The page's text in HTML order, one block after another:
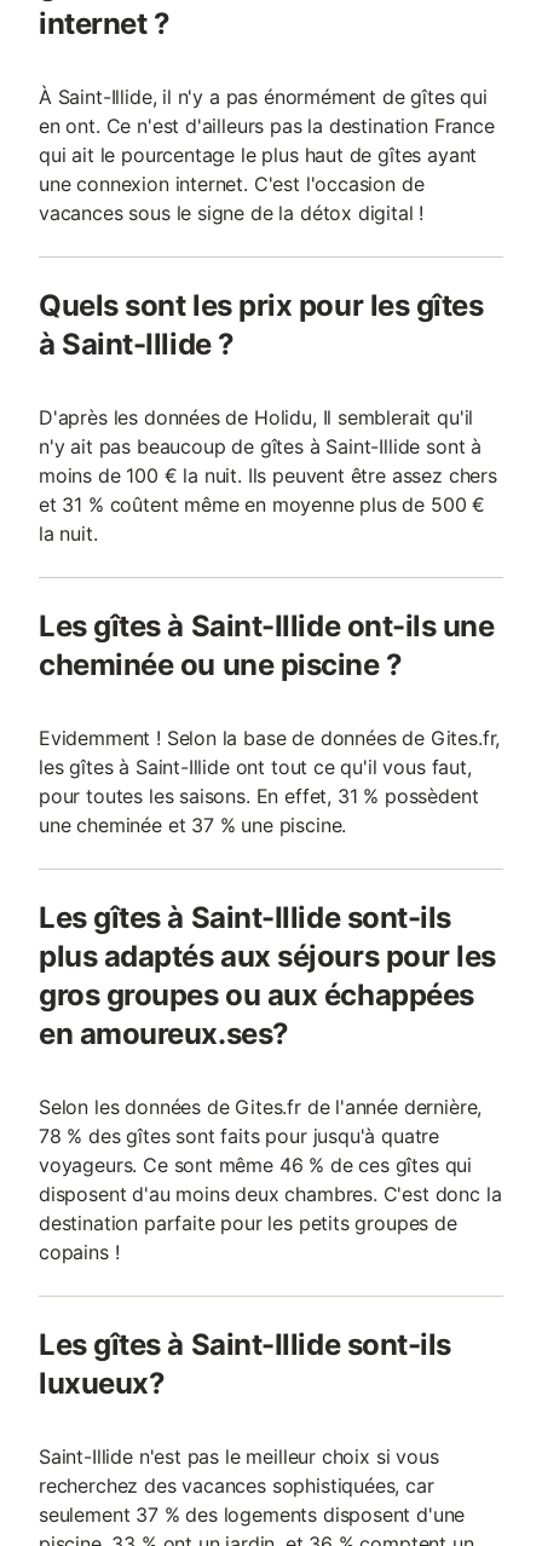
internet ?
À Saint-Illide, il n'y a pas énormément de gîtes qui
en ont. Ce n'est d'ailleurs pas la destination France
qui ait le pourcentage le plus haut de gîtes ayant
une connexion internet. C'est l'occasion de
vacances sous le signe de la détox digital !
Quels sont les prix pour les gîtes
à Saint-Illide ?
D'après les données de Holidu, Il semblerait qu'il
n'y ait pas beaucoup de gîtes à Saint-Illide sont à
moins de 100 € la nuit. Ils peuvent être assez chers
et 31 % coûtent même en moyenne plus de 500 €
la nuit.
Les gîtes à Saint-Illide ont-ils une
cheminée ou une piscine ?
Evidemment ! Selon la base de données de Gites.fr,
les gîtes à Saint-Illide ont tout ce qu'il vous faut,
pour toutes les saisons. En effet, 31 % possèdent
une cheminée et 37 % une piscine.
Les gîtes à Saint-Illide sont-ils
plus adaptés aux séjours pour les
gros groupes ou aux échappées
en amoureux.ses?
Selon les données de Gites.fr de l'année dernière,
78 % des gîtes sont faits pour jusqu'à quatre
voyageurs. Ce sont même 46 % de ces gîtes qui
disposent d'au moins deux chambres. C'est donc la
destination parfaite pour les petits groupes de
copains !
Les gîtes à Saint-Illide sont-ils
luxueux?
Saint-Illide n'est pas le meilleur choix si vous
recherchez des vacances sophistiquées, car
seulement 37 % des logements disposent d'une